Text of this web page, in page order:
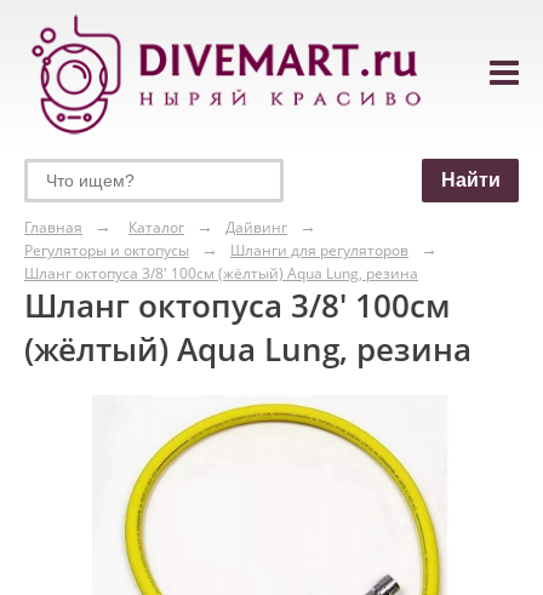
Главная Каталог
Дайвинг
Регуляторы и октопусы
Шланги для регуляторов
Шланг октопуса 3/8' 100см (жёлтый) Aqua Lung, резина
Шланг октопуса 3/8' 100см
(жёлтый) Aqua Lung, резина